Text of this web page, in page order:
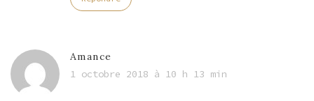
Amance
1 octobre 2018 à 10 h 13 min